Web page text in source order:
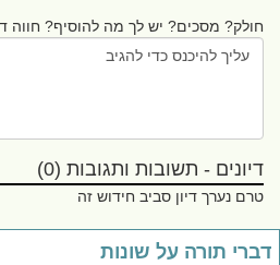
חולק? מסכים? יש לך מה להוסיף? חווה
דיונים - תשובות ותגובות (0)
טרם נערך דיון סביב חידוש זה
תורה על שונות